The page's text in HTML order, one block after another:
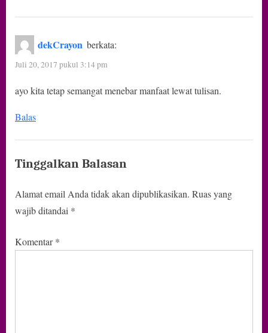
dekCrayon berkata:
Juli 20, 2017 pukul 3:14 pm
ayo kita tetap semangat menebar manfaat lewat tulisan.
Balas
Tinggalkan Balasan
Alamat email Anda tidak akan dipublikasikan. Ruas yang
wajib ditandai *
Komentar*